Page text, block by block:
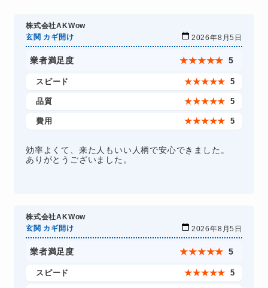
株式会社AKWow
玄関 カギ開け
2026年8月5日
業者満足度 ★★★★★ 5
スピード ★★★★★ 5
品質 ★★★★★ 5
費用 ★★★★★ 5
効率よくて、来た人もいい人柄で安心できました。
ありがとうございました。
株式会社AKWow
玄関 カギ開け
2026年8月5日
業者満足度 ★★★★★ 5
スピード ★★★★★ 5